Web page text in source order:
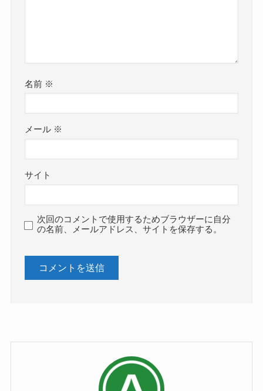
名前 ※
メール ※
サイト
次回のコメントで使用するためブラウザーに自分
の名前、メールアドレス、サイトを保存する。